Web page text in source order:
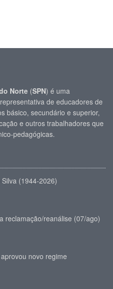
Norte (SPN) é uma
de educadores de
básico, secundário e superior,
e outros trabalhadores que
pedagógicas.
(1944-2026)
reclamação/reanálise (07/ago)
novo regime